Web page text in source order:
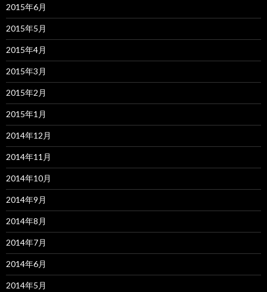
2015年6月
2015年5月
2015年4月
2015年3月
2015年2月
2015年1月
2014年12月
2014年11月
2014年10月
2014年9月
2014年8月
2014年7月
2014年6月
2014年5月